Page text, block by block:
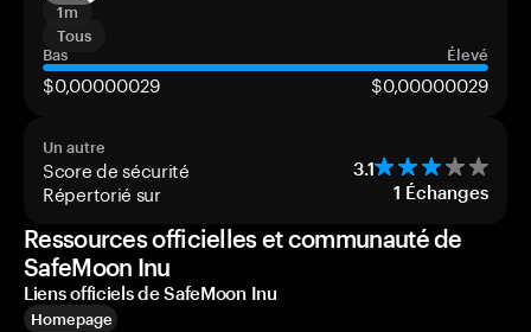
1m
Tous
Bas
Élevé
$0,00000029 $0,00000029
Un autre
Score de sécurité 3.1
Répertorié sur 1 Échanges
Ressources officielles et communauté de
SafeMoon Inu
Liens officiels de SafeMoon Inu
Homepage